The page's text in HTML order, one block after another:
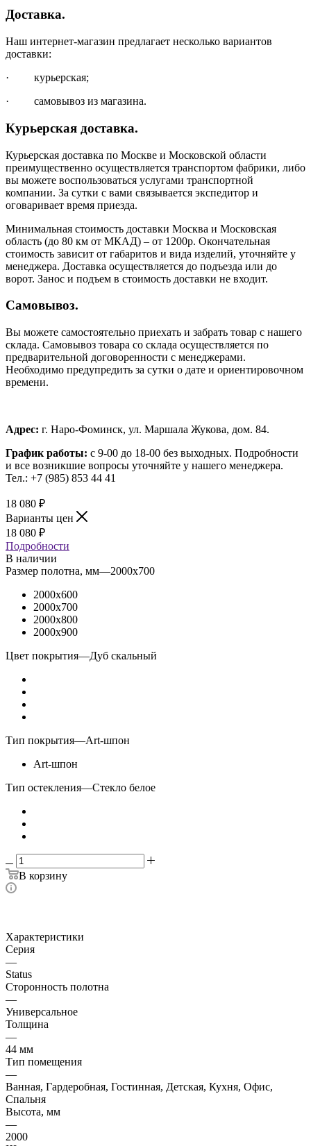
Доставка.
Наш интернет-магазин предлагает несколько вариантов
доставки:
· курьерская;
· самовывоз из магазина.
Курьерская доставка.
Курьерская доставка по Москве и Московской области
преимущественно осуществляется транспортом фабрики, либо
вы можете воспользоваться услугами транспортной
компании. За сутки с вами связывается экспедитор и
оговаривает время приезда.
Минимальная стоимость доставки Москва и Московская
область (до 80 км от МКАД) – от 1200р. Окончательная
стоимость зависит от габаритов и вида изделий, уточняйте у
менеджера. Доставка осуществляется до подъезда или до
ворот. Занос и подъем в стоимость доставки не входит.
Самовывоз.
Вы можете самостоятельно приехать и забрать товар с нашего
склада. Самовывоз товара со склада осуществляется по
предварительной договоренности с менеджерами.
Необходимо предупредить за сутки о дате и ориентировочном
времени.
Адрес: г. Наро-Фоминск, ул. Маршала Жукова, дом. 84.
График работы: с 9-00 до 18-00 без выходных. Подробности
и все возникшие вопросы уточняйте у нашего менеджера.
Тел.: +7 (985) 853 44 41
18 080 ₽
Варианты цен
18 080 ₽
Подробности
В наличии
Размер полотна, мм—2000x700
2000x600
2000x700
2000x800
2000x900
Цвет покрытия—Дуб скальный
Тип покрытия—Art-шпон
Art-шпон
Тип остекления—Стекло белое
В корзину
Характеристики
Серия
—
Status
Сторонность полотна
—
Универсальное
Толщина
—
44 мм
Тип помещения
—
Ванная, Гардеробная, Гостинная, Детская, Кухня, Офис,
Спальня
Высота, мм
—
2000